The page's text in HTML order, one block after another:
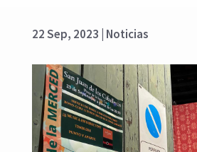
22 Sep, 2023 Noticias